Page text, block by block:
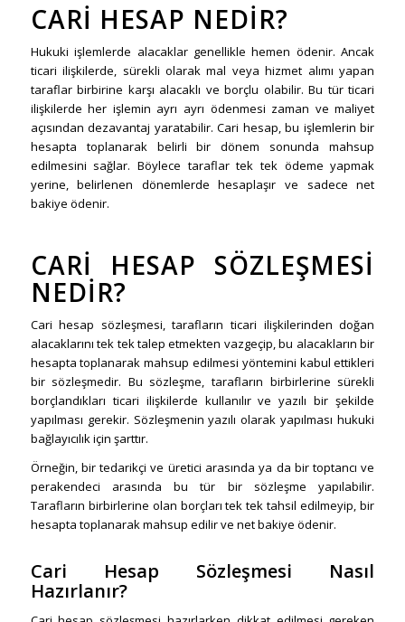
CARI HESAP NEDIR?
Hukuki işlemlerde alacaklar genellikle hemen ödenir. Ancak
ticari ilişkilerde, sürekli olarak mal veya hizmet alımı yapan
taraflar birbirine karşı alacaklı ve borçlu olabilir. Bu tür ticari
ilişkilerde her işlemin ayrı ayrı ödenmesi zaman ve maliyet
açısından dezavantaj yaratabilir. Cari hesap, bu işlemlerin bir
hesapta toplanarak belirli bir dönem sonunda mahsup
edilmesini sağlar. Böylece taraflar tek tek ödeme yapmak
yerine, belirlenen dönemlerde hesaplaşır ve sadece net
bakiye ödenir.
CARI HESAP SÖZLEŞMESI
NEDIR?
Cari hesap sözleşmesi, tarafların ticari ilişkilerinden doğan
alacaklarını tek tek talep etmekten vazgeçip, bu alacakların bir
hesapta toplanarak mahsup edilmesi yöntemini kabul ettikleri
bir sözleşmedir. Bu sözleşme, tarafların birbirlerine sürekli
borçlandıkları ticari ilişkilerde kullanılır ve yazılı bir şekilde
yapılması gerekir. Sözleşmenin yazılı olarak yapılması hukuki
bağlayıcılık için şarttır.
Örneğin, bir tedarikçi ve üretici arasında ya da bir toptancı ve
perakendeci arasında bu tür bir sözleşme yapılabilir.
Tarafların birbirlerine olan borçları tek tek tahsil edilmeyip, bir
hesapta toplanarak mahsup edilir ve net bakiye ödenir.
Cari Hesap Sözleşmesi Nasıl
Hazırlanır?